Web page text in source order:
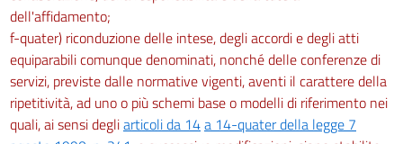
dell'affidamento;
f-quater) riconduzione delle intese, degli accordi e degli atti
equiparabili comunque denominati, nonché delle conferenze di
servizi, previste dalle normative vigenti, aventi il carattere della
ripetitività, ad uno o più schemi base o modelli di riferimento nei
quali, ai sensi degliarticoli da 14a 14-quater della legge 7